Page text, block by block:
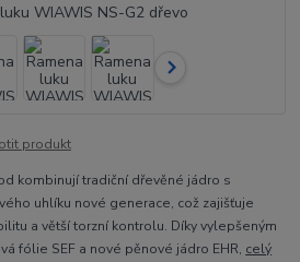
produkt
kombinují tradiční dřevěné jádro s
uhlíku nové generace, což zajišťuje
a větší torzní kontrolu. Díky vylepšeným
fólie SEF a nové pěnové jádro EHR, celý